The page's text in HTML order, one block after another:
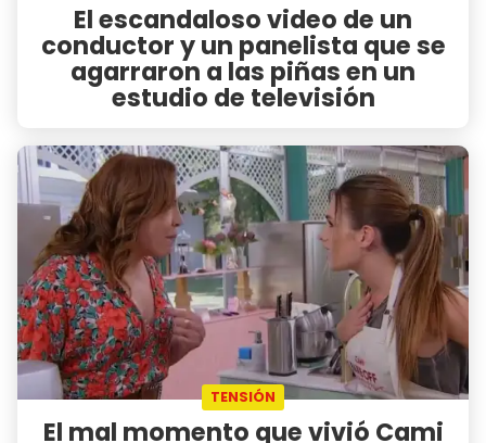
El escandaloso video de un
conductor y un panelista que se
agarraron a las piñas en un
estudio de televisión
TENSIÓN
El mal momento que vivió Cami